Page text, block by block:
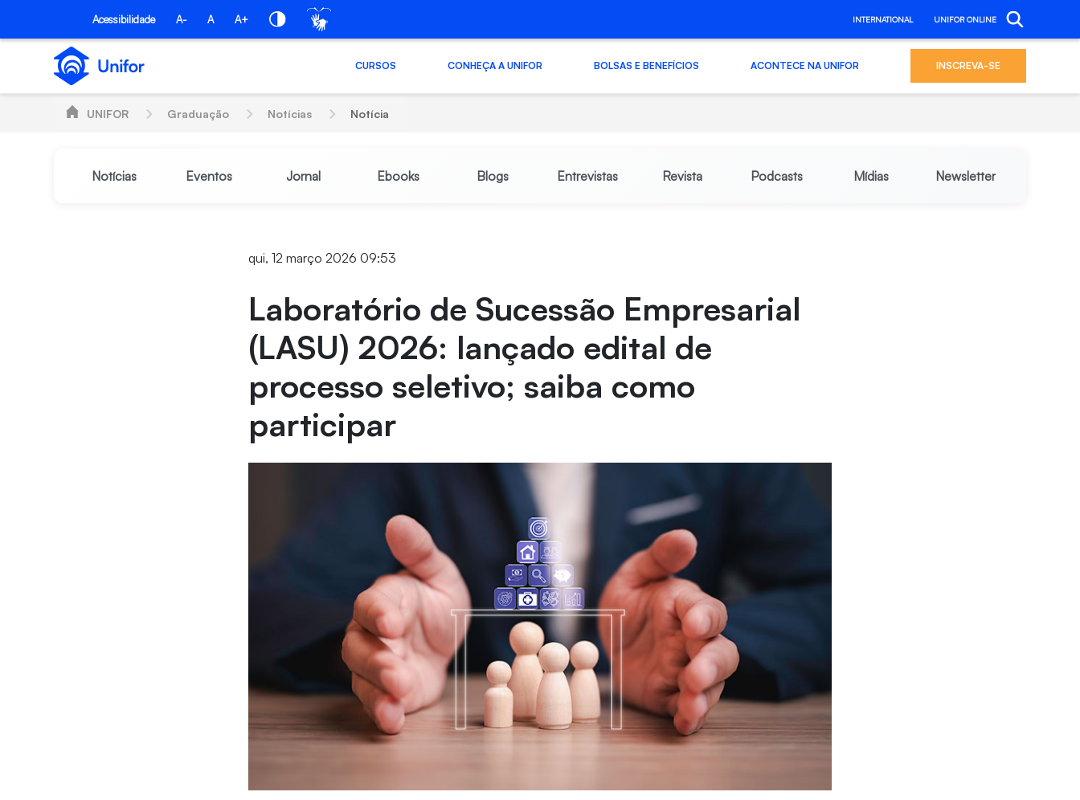
Pular para o Conteúdo principal
Acessibilidade A- A A+ INTERNATIONAL UNIFOR ONLINE
CURSOS CONHEÇA A UNIFOR BOLSAS E BENEFÍCIOS ACONTECE NA UNIFOR INSCREVA-SE
UNIFOR Graduação Notícias Notícia
Notícias Eventos Jornal Ebooks Blogs Entrevistas Revista Podcasts Mídias Newsletter
qui, 12 março 2026 09:53
Laboratório de Sucessão Empresarial
(LASU) 2026: lançado edital de
processo seletivo; saiba como
participar